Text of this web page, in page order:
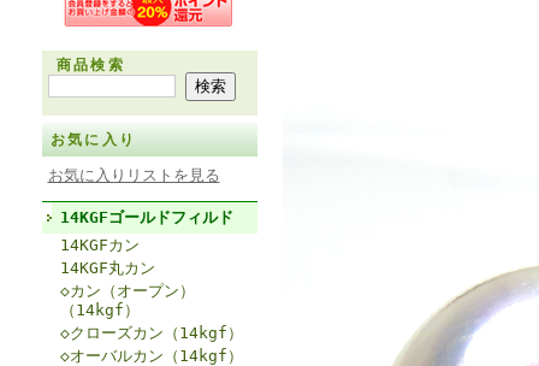
商品検索
お気に入り
お気に入りリストを見る
14KGFゴールドフィルド
14KGFカン
14KGF丸カン
◇カン（オープン）
（14kgf）
◇クローズカン（14kgf）
◇オーバルカン（14kgf）